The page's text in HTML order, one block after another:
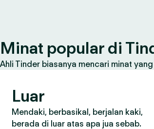
Minat popular di
Ahli Tinder biasanya mencari minat
Luar
Mendaki, berbasikal, berjalan kaki,
berada di luar atas apa jua sebab.